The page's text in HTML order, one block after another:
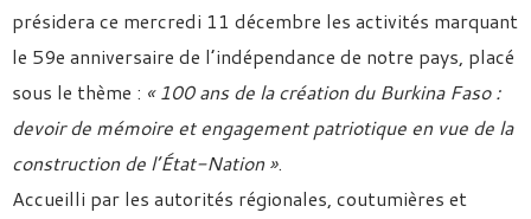
présidera ce mercredi 11 décembre les activités marquant
le 59e anniversaire de l’indépendance de notre pays, placé
sous le thème : « 100 ans de la création du Burkina Faso :
devoir de mémoire et engagement patriotique en vue de la
construction de l’État-Nation ».
Accueilli par les autorités régionales, coutumières et